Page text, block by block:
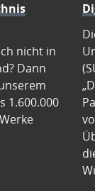
nicht in
Dann
1.600.000